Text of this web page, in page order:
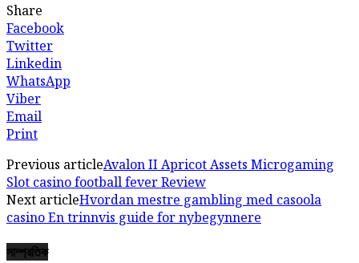
Share
Facebook
Twitter
Linkedin
WhatsApp
Viber
Email
Print
Previous articleAvalon II Apricot Assets Microgaming
Slot casino football fever Review
Next articleHvordan mestre gambling med casoola
casino En trinnvis guide for nybegynnere
সাম্প্রতিক